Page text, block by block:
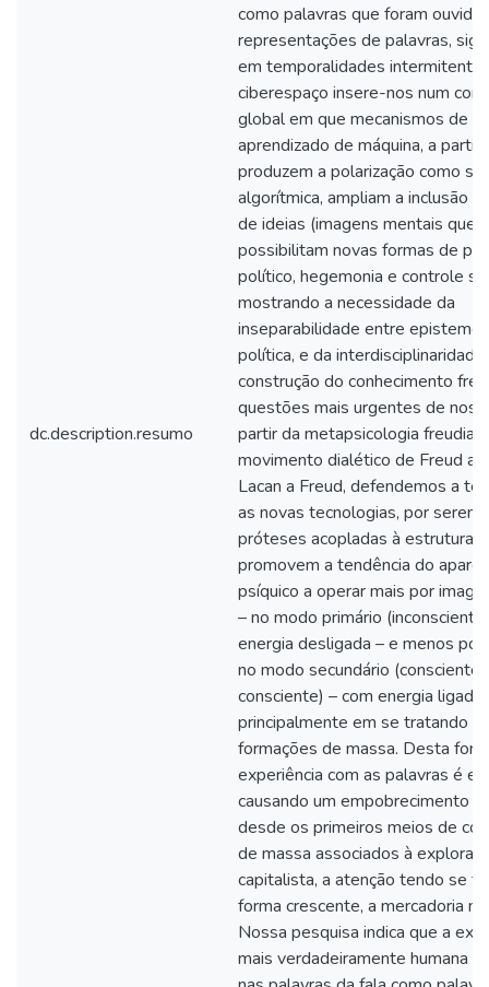
dc.description.resumo
como palavras que foram
representações de palavras,
em temporalidades
ciberespaço insere-nos num
global em que mecanismos de
aprendizado de máquina, a partir
produzem a polarização como
algorítmica, ampliam a inclusão e
de ideias (imagens mentais que
possibilitam novas formas de
político, hegemonia e controle
mostrando a necessidade da
inseparabilidade entre episteme,
política, e da interdisciplinaridade
construção do conhecimento
questões mais urgentes de
partir da metapsicologia
movimento dialético de Freud a
Lacan a Freud, defendemos a
as novas tecnologias, por serem
próteses acopladas à estrutura
promovem a tendência do
psíquico a operar mais por
– no modo primário
energia desligada – e menos por
no modo secundário
consciente) – com energia ligada;
principalmente em se tratando
formações de massa. Desta
experiência com as palavras é
causando um empobrecimento
desde os primeiros meios de
de massa associados à
capitalista, a atenção tendo se
forma crescente, a mercadoria
Nossa pesquisa indica que a
mais verdadeiramente humana